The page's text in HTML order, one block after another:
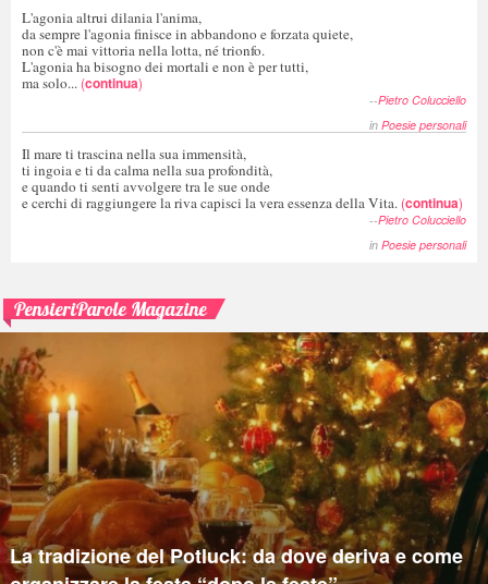
L'agonia altrui dilania l'anima,
da sempre l'agonia finisce in abbandono e forzata quiete,
non c'è mai vittoria nella lotta, né trionfo.
L'agonia ha bisogno dei mortali e non è per tutti,
ma solo... (continua)
--Pietro Colucciello
in Poesie personali
Il mare ti trascina nella sua immensità,
ti ingoia e ti da calma nella sua profondità,
e quando ti senti avvolgere tra le sue onde
e cerchi di raggiungere la riva capisci la vera essenza della Vita. (continua)
--Pietro Colucciello
in Poesie personali
PensieriParole Magazine
La tradizione del Potluck: da dove deriva e come